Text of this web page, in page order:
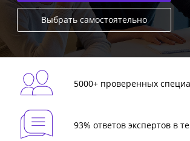
Выбрать самостоятельно
5000+ проверенных
93% ответов экспертов в